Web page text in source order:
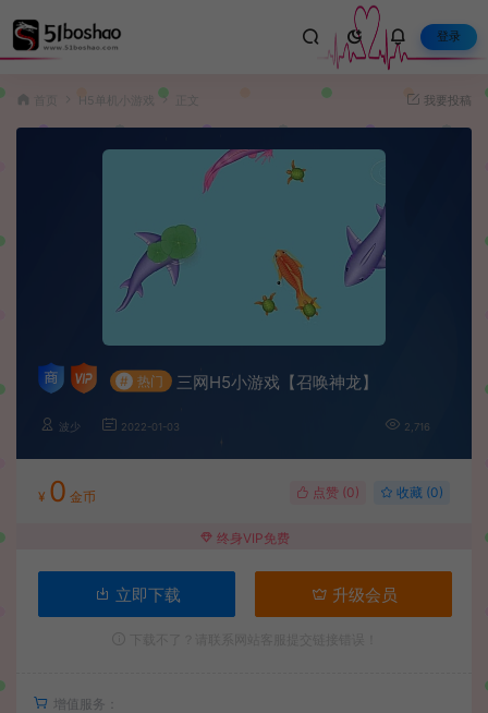
登录
H5单机小游戏 正文 我要投稿
# 热门 三网H5小游戏【召唤神龙】
波少 2022-01-03 2,716
¥ 0 金币 点赞 (0) 收藏 (0)
终身VIP免费
立即下载 升级会员
增值服务：